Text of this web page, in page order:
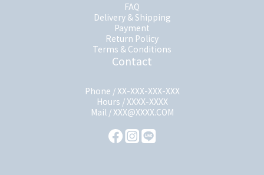
FAQ
Delivery & Shipping
Payment
Return Policy
Terms & Conditions
Contact
Phone / XX-XXX-XXX-XXX
Hours / XXXX-XXXX
Mail / XXX@XXXX.COM